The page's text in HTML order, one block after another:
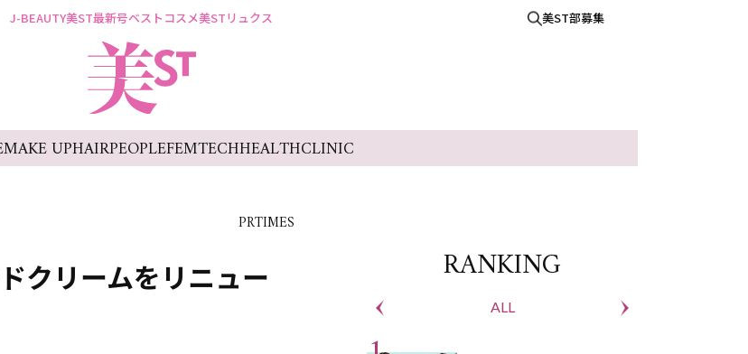
J-BEAUTY美ST最新号ベストコスメ美STリュクス 美ST部募集
MAKE UPHAIRPEOPLEFEMTECHHEALTHCLINIC
PRTIMES
クリームをリニュー
RANKING
ALL